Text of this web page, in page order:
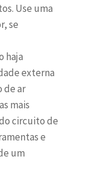
Use uma
se
haja
externa
de ar
mais
circuito de
e
um